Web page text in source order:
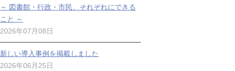
～ 図書館・行政・市民、それぞれにできる
こと ～
2026年07月08日
新しい導入事例を掲載しました
2026年06月25日